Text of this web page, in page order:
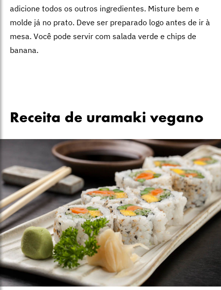
adicione todos os outros ingredientes. Misture bem e
molde já no prato. Deve ser preparado logo antes de ir à
mesa. Você pode servir com salada verde e chips de
banana.
Receita de uramaki vegano